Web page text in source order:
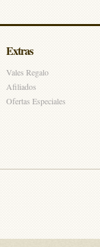
Extras
Vales Regalo
Afiliados
Ofertas Especiales